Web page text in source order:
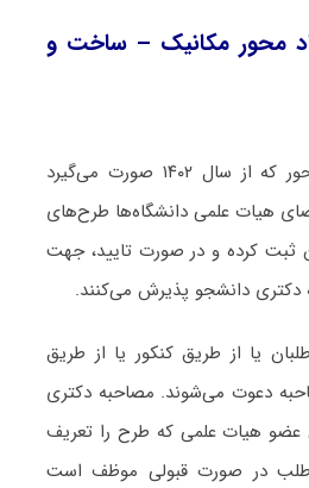
محور مکانیک – ساخت و
پذیرش دکتری استاد محور که از سال ۱۴۰۲ صورت می‌گیرد
هیات علمی دانشگاه‌ها طرح‌های
ثبت کرده و در صورت تایید، جهت
دکتری دانشجو پذیرش می‌کنند.
یا از طریق کنکور یا از طریق
دعوت می‌شوند. مصاحبه دکتری
عضو هیات علمی که طرح را تعریف
در صورت قبولی موظف است